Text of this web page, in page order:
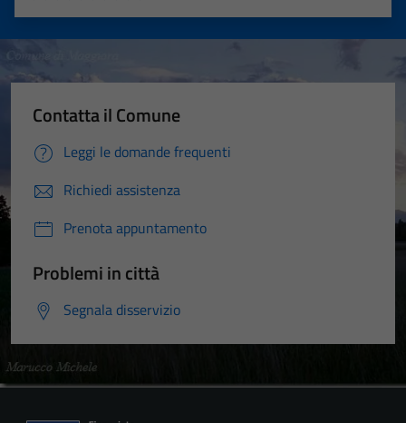
Valuta 5 stelle su 5
Valuta 4 stelle su 5
Valuta 3 stelle su 5
Valuta 2 stelle su 5
Valuta 1 stelle su 5
Contatta il Comune
Leggi le domande frequenti
Richiedi assistenza
Prenota appuntamento
Problemi in città
Segnala disservizio